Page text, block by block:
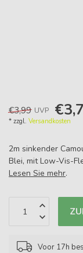
€3,99 UVP
* zzgl. Versandkosten
2m sinkender
Blei, mit Low-Vis-
Lesen Sie mehr.
Voor 17h